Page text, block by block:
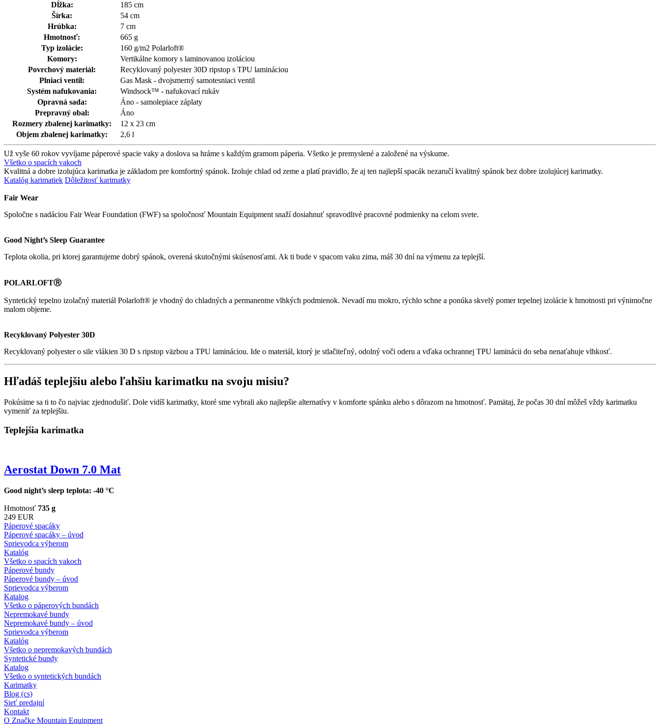
Dĺžka:
185 cm
Šírka:
54 cm
Hrúbka:
7 cm
Hmotnosť:
665 g
Typ izolácie:
160 g/m2 Polarloft®
Komory:
Vertikálne komory s laminovanou izoláciou
Povrchový materiál:
Recyklovaný polyester 30D ripstop s TPU lamináciou
Plniaci ventil:
Gas Mask - dvojsmerný samotesniaci ventil
Systém nafukovania:
Windsock™ - nafukovací rukáv
Opravná sada:
Áno - samolepiace záplaty
Prepravný obal:
Áno
Rozmery zbalenej karimatky:
12 x 23 cm
Objem zbalenej karimatky:
2,6 l
Už vyše 60 rokov vyvíjame páperové spacie vaky a doslova sa hráme s každým gramom páperia. Všetko je premyslené a založené na výskume.
Všetko o spacích vakoch
Kvalitná a dobre izolujúca karimatka je základom pre komfortný spánok. Izoluje chlad od zeme a platí pravidlo, že aj ten najlepší spacák nezaručí kvalitný spánok bez dobre izolujúcej karimatky.
Katalóg karimatiek Dôležitosť karimatky
Fair Wear
Spoločne s nadáciou Fair Wear Foundation (FWF) sa spoločnosť Mountain Equipment snaží dosiahnuť spravodlivé pracovné podmienky na celom svete.
Good Night’s Sleep Guarantee
Teplota okolia, pri ktorej garantujeme dobrý spánok, overená skutočnými skúsenosťami. Ak ti bude v spacom vaku zima, máš 30 dní na výmenu za teplejší.
POLARLOFTⓇ
Syntetický tepelno izolačný materiál Polarloft® je vhodný do chladných a permanentne vlhkých podmienok. Nevadí mu mokro, rýchlo schne a ponúka skvelý pomer tepelnej izolácie k hmotnosti pri výnimočne
malom objeme.
Recyklovaný Polyester 30D
Recyklovaný polyester o sile vlákien 30 D s ripstop väzbou a TPU lamináciou. Ide o materiál, ktorý je stlačiteľný, odolný voči oderu a vďaka ochrannej TPU laminácii do seba nenaťahuje vlhkosť.
Hľadáš teplejšiu alebo ľahšiu karimatku na svoju misiu?
Pokúsime sa ti to čo najviac zjednodušiť. Dole vidíš karimatky, ktoré sme vybrali ako najlepšie alternatívy v komforte spánku alebo s dôrazom na hmotnosť. Pamätaj, že počas 30 dní môžeš vždy karimatku
vymeniť za teplejšiu.
Teplejšia karimatka
Aerostat Down 7.0 Mat
Good night’s sleep teplota: -40 °C
Hmotnosť 735 g
249 EUR
Páperové spacáky
Páperové spacáky – úvod
Sprievodca výberom
Katalóg
Všetko o spacích vakoch
Páperové bundy
Páperové bundy – úvod
Sprievodca výberom
Katalog
Všetko o páperových bundách
Nepremokavé bundy
Nepremokavé bundy – úvod
Sprievodca výberom
Katalóg
Všetko o nepremokavých bundách
Syntetické bundy
Katalog
Všetko o syntetických bundách
Karimatky
Blog (cs)
Sieť predajní
Kontakt
O Značke Mountain Equipment